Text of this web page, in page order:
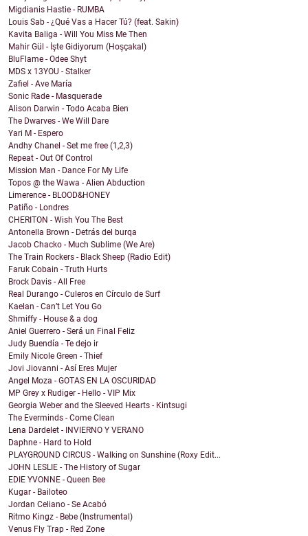
Migdianis Hastie - RUMBA
Louis Sab - ¿Qué Vas a Hacer Tú? (feat. Sakin)
Kavita Baliga - Will You Miss Me Then
Mahir Gül - İşte Gidiyorum (Hoşçakal)
BluFlame - Odee Shyt
MDS x 13YOU - Stalker
Zafiel - Ave María
Sonic Rade - Masquerade
Alison Darwin - Todo Acaba Bien
The Dwarves - We Will Dare
Yari M - Espero
Andhy Chanel - Set me free (1,2,3)
Repeat - Out Of Control
Mission Man - Dance For My Life
Topos @ the Wawa - Alien Abduction
Limerence - BLOOD&HONEY
Patiño - Londres
CHERITON - Wish You The Best
Antonella Brown - Detrás del burqa
Jacob Chacko - Much Sublime (We Are)
The Train Rockers - Black Sheep (Radio Edit)
Faruk Cobain - Truth Hurts
Brock Davis - All Free
Real Durango - Culeros en Círculo de Surf
Kaelan - Can’t Let You Go
Shmiffy - House & a dog
Aniel Guerrero - Será un Final Feliz
Judy Buendía - Te dejo ir
Emily Nicole Green - Thief
Jovi Jiovanni - Así Eres Mujer
Angel Moza - GOTAS EN LA OSCURIDAD
MP Grey x Rudiger - Hello - VIP Mix
Georgia Weber and the Sleeved Hearts - Kintsugi
The Everminds - Come Clean
Lena Dardelet - INVIERNO Y VERANO
Daphne - Hard to Hold
PLAYGROUND CIRCUS - Walking on Sunshine (Roxy Edit...
JOHN LESLIE - The History of Sugar
EDIE YVONNE - Queen Bee
Kugar - Bailoteo
Jordan Celiano - Se Acabó
Ritmo Kingz - Bebe (Instrumental)
Venus Fly Trap - Red Zone